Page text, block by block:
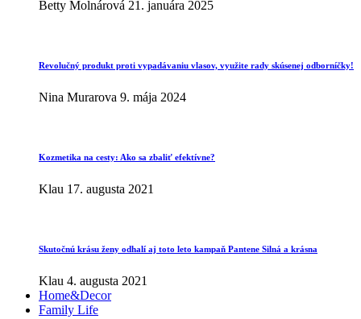
Betty Molnárová 21. januára 2025
Revolučný produkt proti vypadávaniu vlasov, využite rady skúsenej odborníčky!
Nina Murarova 9. mája 2024
Kozmetika na cesty: Ako sa zbaliť efektívne?
Klau 17. augusta 2021
Skutočnú krásu ženy odhalí aj toto leto kampaň Pantene Silná a krásna
Klau 4. augusta 2021
Home&Decor
Family Life